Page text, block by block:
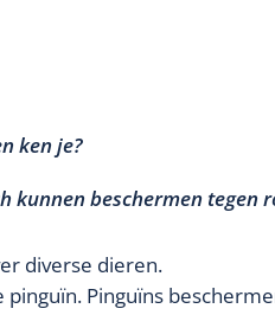
ken je?
kunnen beschermen tegen
diverse dieren.
Pinguïns